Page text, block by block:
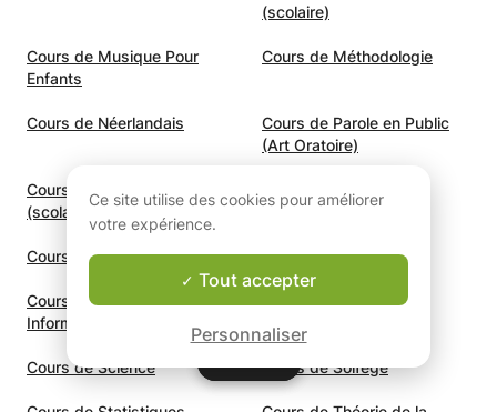
(scolaire)
Cours de Musique Pour
Enfants
Cours de Méthodologie
Cours de Néerlandais
Cours de Parole en Public
(Art Oratoire)
Cours de Philosophie
(scolaire)
Cours de Physique
Cours de Piano Cours de Portugais
Cours de Programmation
Informatique
Cours de Science Cours de Solfège
Ce site utilise des cookies pour améliorer
votre expérience.
Tout accepter
Personnaliser